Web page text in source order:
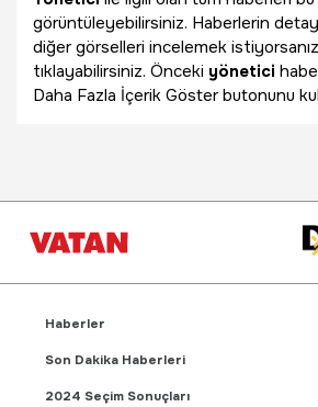
görüntüleyebilirsiniz. Haberlerin
diğer görselleri incelemek istiyorsanız
tıklayabilirsiniz. Önceki yönetici
Daha Fazla İçerik Göster butonunu
Haberler
Son Dakika Haberleri
2024 Seçim Sonuçları